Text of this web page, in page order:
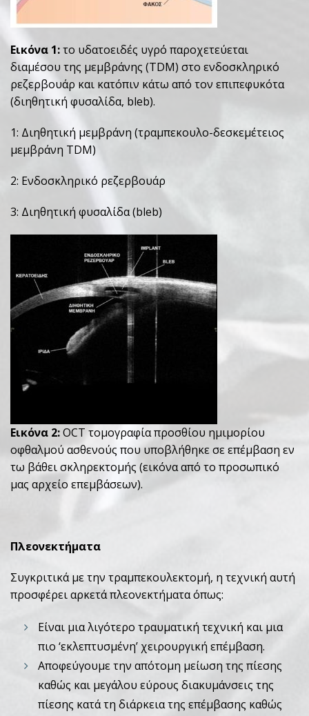
Εικόνα 1:το υδατοειδές υγρό παροχετεύεται
διαμέσου της μεμβράνης (TDM) στο ενδοσκληρικό
ρεζερβουάρ και κατόπιν κάτω από τον επιπεφυκότα
(διηθητική φυσαλίδα, bleb).
1: Διηθητική μεμβράνη (τραμπεκουλο-δεσκεμέτειος
μεμβράνη TDM)
2: Ενδοσκληρικό ρεζερβουάρ
3: Διηθητική φυσαλίδα (bleb)
Εικόνα 2:OCT τομογραφία προσθίου ημιμορίου
οφθαλμού ασθενούς που υποβλήθηκε σε επέμβαση εν
τω βάθει σκληρεκτομής (εικόνα από το προσωπικό
μας αρχείο επεμβάσεων).
Πλεονεκτήματα
Συγκριτικά με την τραμπεκουλεκτομή, η τεχνική αυτή
προσφέρει αρκετά πλεονεκτήματα όπως:
Είναι μια λιγότερο τραυματική τεχνική και μια
πιο ‘εκλεπτυσμένη’ χειρουργική επέμβαση.
Αποφεύγουμε την απότομη μείωση της πίεσης
καθώς και μεγάλου εύρους διακυμάνσεις της
πίεσης κατά τη διάρκεια της επέμβασης καθώς